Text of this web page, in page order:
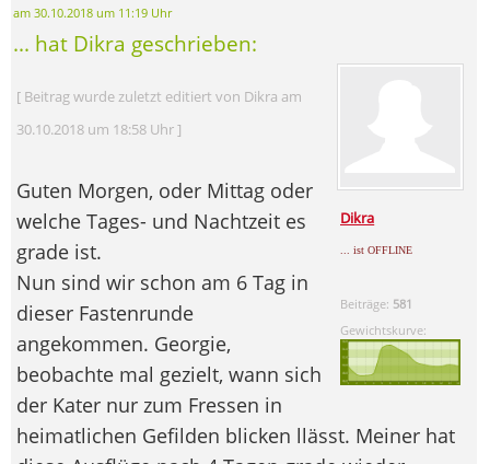
am 30.10.2018 um 11:19 Uhr
... hat Dikra geschrieben:
Dikra
... ist OFFLINE
Beiträge: 581
Gewichtskurve:
[ Beitrag wurde zuletzt editiert von Dikra am
30.10.2018 um 18:58 Uhr ]
Guten Morgen, oder Mittag oder
welche Tages- und Nachtzeit es
grade ist.
Nun sind wir schon am 6 Tag in
dieser Fastenrunde
angekommen. Georgie,
beobachte mal gezielt, wann sich
der Kater nur zum Fressen in
heimatlichen Gefilden blicken llässt. Meiner hat